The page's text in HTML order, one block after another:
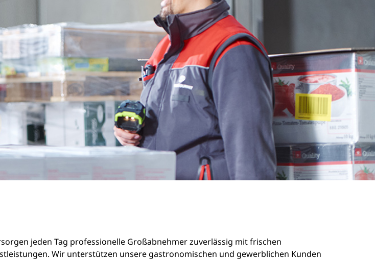
jeden Tag professionelle Großabnehmer zuverlässig mit frischen
Wir unterstützen unsere gastronomischen und gewerblichen Kunden